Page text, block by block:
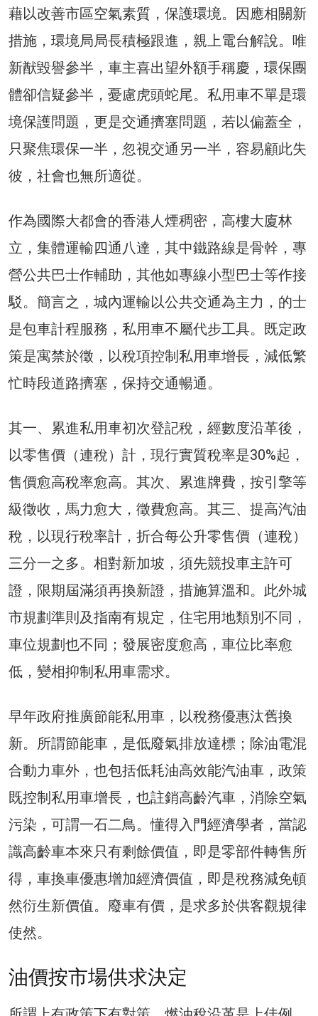
藉以改善市區空氣素質，保護環境。因應相關新
措施，環境局局長積極跟進，親上電台解說。唯
新猷毀譽參半，車主喜出望外額手稱慶，環保團
體卻信疑參半，憂慮虎頭蛇尾。私用車不單是環
境保護問題，更是交通擠塞問題，若以偏蓋全，
只聚焦環保一半，忽視交通另一半，容易顧此失
彼，社會也無所適從。
作為國際大都會的香港人煙稠密，高樓大廈林
立，集體運輸四通八達，其中鐵路線是骨幹，專
營公共巴士作輔助，其他如專線小型巴士等作接
駁。簡言之，城內運輸以公共交通為主力，的士
是包車計程服務，私用車不屬代步工具。既定政
策是寓禁於徵，以稅項控制私用車增長，減低繁
忙時段道路擠塞，保持交通暢通。
其一、累進私用車初次登記稅，經數度沿革後，
以零售價（連稅）計，現行實質稅率是30%起，
售價愈高稅率愈高。其次、累進牌費，按引擎等
級徵收，馬力愈大，徵費愈高。其三、提高汽油
稅，以現行稅率計，折合每公升零售價（連稅）
三分一之多。相對新加坡，須先競投車主許可
證，限期屆滿須再換新證，措施算溫和。此外城
市規劃準則及指南有規定，住宅用地類別不同，
車位規劃也不同；發展密度愈高，車位比率愈
低，變相抑制私用車需求。
早年政府推廣節能私用車，以稅務優惠汰舊換
新。所謂節能車，是低廢氣排放達標；除油電混
合動力車外，也包括低耗油高效能汽油車，政策
既控制私用車增長，也註銷高齡汽車，消除空氣
污染，可謂一石二鳥。懂得入門經濟學者，當認
識高齡車本來只有剩餘價值，即是零部件轉售所
得，車換車優惠增加經濟價值，即是稅務減免頓
然衍生新價值。廢車有價，是求多於供客觀規律
使然。
油價按市場供求決定